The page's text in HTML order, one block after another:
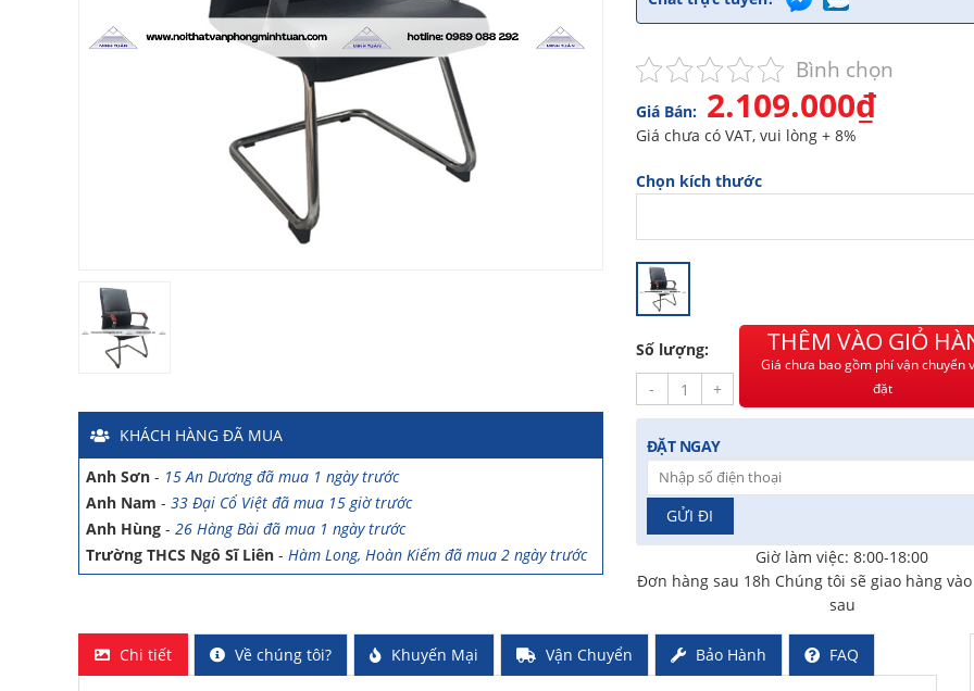
KHÁCH HÀNG ĐÃ MUA
Chị Hiền
Chị Hồng Anh
Anh Quang
Chị Nghi
Chị Ánh-Số 9 Ngô Quyền đã mua 4 ngày trước
Chị Mai-Khu biệt thự Vincom Đường Hoa Lan đã mua 2 giờ trước
Anh Sơn
15 An Dương đã mua 1 ngày trước
Anh Nam
33 Đại Cổ Việt đã mua 15 giờ trước
Anh Hùng
26 Hàng Bài đã mua 1 ngày trước
Trường THCS Ngô Sĩ Liên
Hàm Long, Hoàn Kiếm đã mua 2 ngày trước
Trường THCS Thành Công-Khu TT Khu C Thành Công đã mua 3 ngày
Công ty Lữ hành HG- 47 Phan Chu Trinh đã mua 8 giờ trước
Chị Hiền-Ngõ 88 Phố Ngọc Hà đã mua 7 giờ trước
Bình chọn
Giá Bán: 2.109.000₫
Giá chưa có VAT, vui lòng + 8%
Chọn kích thước
Số lượng:
-
+
THÊM VÀO GIỎ
Giá chưa bao gồm phí vận chuyển
đặt
ĐẶT NGAY
Giờ làm việc: 8:00-18:00
Đơn hàng sau 18h Chúng tôi sẽ giao hàng
sau
Chi tiết Về chúng tôi? Khuyến Mại Vận Chuyển Bảo Hành FAQ